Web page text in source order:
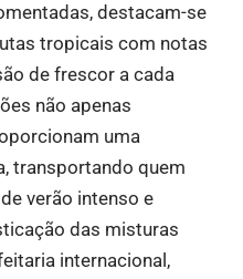
destacam-se
tropicais com notas
de frescor a cada
não apenas
uma
transportando quem
verão intenso e
das misturas
internacional,